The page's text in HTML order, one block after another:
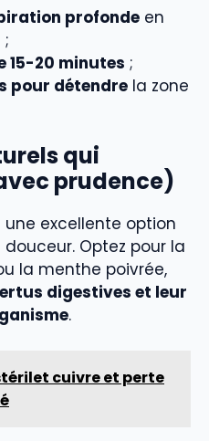
profonde en
15-20 minutes ;
pour détendre la zone
qui
prudence)
excellente option
Optez pour la
la menthe poivrée,
digestives et leur
.
cuivre et perte